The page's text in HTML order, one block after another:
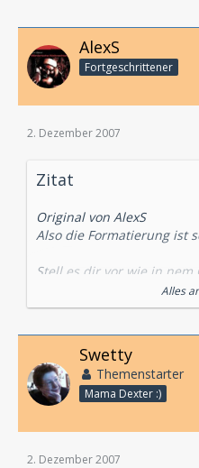
AlexS
Fortgeschrittener
2. Dezember 2007
Zitat
Original von AlexS
Also die Formatierung ist
Stell es dir vor wie in nem
Nur müssen im
durch Absätze
Rede steht alleine da,
sagte" oder "Bob
Jupiter:
Alles
Swetty
Themenstarter
Mama Dexter :)
2. Dezember 2007